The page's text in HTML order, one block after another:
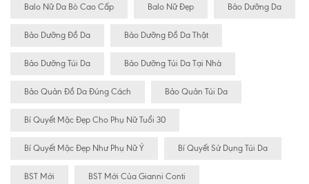
Balo Nữ Da Bò Cao Cấp Balo Nữ Đẹp Bảo Dưỡng Da
Bảo Dưỡng Đồ Da Bảo Dưỡng Đồ Da Thật
Bảo Dưỡng Túi Da Bảo Dưỡng Túi Da Tại Nhà
Bảo Quản Đồ Da Đúng Cách Bảo Quản Túi Da
Bí Quyết Mặc Đẹp Cho Phụ Nữ Tuổi 30
Bí Quyết Mặc Đẹp Như Phụ Nữ Ý Bí Quyết Sử Dụng Túi Da
BST Mới BST Mới Của Gianni Conti